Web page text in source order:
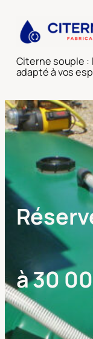
contenu
Citerne souple :
adapté à vos
à 30